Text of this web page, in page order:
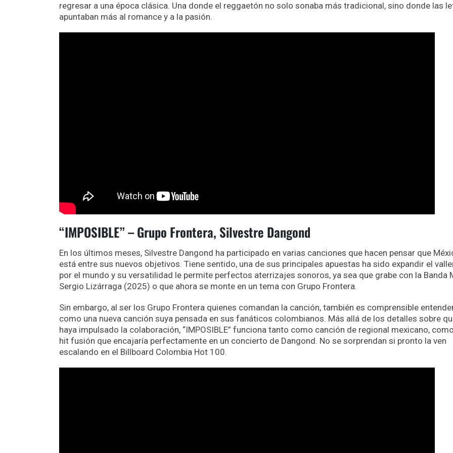
regresar a una época clásica. Una donde el reggaetón no solo sonaba más tradicional, sino donde las
apuntaban más al romance y a la pasión.
“IMPOSIBLE” – Grupo Frontera, Silvestre Dangond
En los últimos meses, Silvestre Dangond ha participado en varias canciones que hacen pensar que
está entre sus nuevos objetivos. Tiene sentido, una de sus principales apuestas ha sido expandir el
por el mundo y su versatilidad le permite perfectos aterrizajes sonoros, ya sea que grabe con la Banda
Sergio Lizárraga (2025) o que ahora se monte en un tema con Grupo Frontera.
Sin embargo, al ser los Grupo Frontera quienes comandan la canción, también es comprensible
como una nueva canción suya pensada en sus fanáticos colombianos. Más allá de los detalles sobre
haya impulsado la colaboración, “IMPOSIBLE” funciona tanto como canción de regional mexicano,
hit fusión que encajaría perfectamente en un concierto de Dangond. No se sorprendan si pronto la ven
escalando en el Billboard Colombia Hot 100.